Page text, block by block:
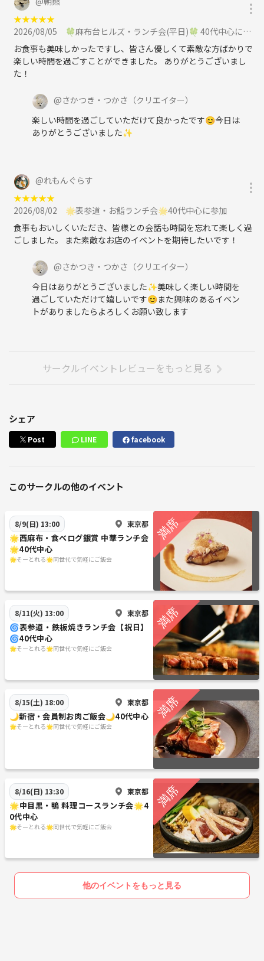
★★★★★
2026/08/05
🍀麻布台ヒルズ・ランチ会(平日)🍀 40代中心に参加
お食事も美味しかったですし、皆さん優しくて素敵な方ばかりで
楽しい時間を過ごすことができました。 ありがとうございまし
た！
@さかつき・つかさ （クリエイター）
楽しい時間を過ごしていただけて良かったです😊今日は
ありがとうございました✨
@れもんぐらす
★★★★★
2026/08/02
🌟表参道・お鮨ランチ会🌟40代中心に参加
食事もおいしくいただき、皆様との会話も時間を忘れて楽しく過
ごしました。 また素敵なお店のイベントを期待したいです！
@さかつき・つかさ （クリエイター）
今日はありがとうございました✨美味しく楽しい時間を
過ごしていただけて嬉しいです😊また興味のあるイベン
トがありましたらよろしくお願い致します
サークルイベントレビューをもっと見る
シェア
Post LINE facebook
このサークルの他のイベント
8/9(日) 13:00 東京都
🌟西麻布・食べログ銀賞 中華ランチ会
🌟40代中心
🌟そーとれる🌟同世代で気軽にご飯会
8/11(火) 13:00 東京都
🌀表参道・鉄板焼きランチ会【祝日】
🌀40代中心
🌟そーとれる🌟同世代で気軽にご飯会
8/15(土) 18:00 東京都
🌙新宿・会員制お肉ご飯会🌙40代中心
🌟そーとれる🌟同世代で気軽にご飯会
8/16(日) 13:30 東京都
🌟中目黒・鴨 料理コースランチ会🌟4
0代中心
🌟そーとれる🌟同世代で気軽にご飯会
他のイベントをもっと見る